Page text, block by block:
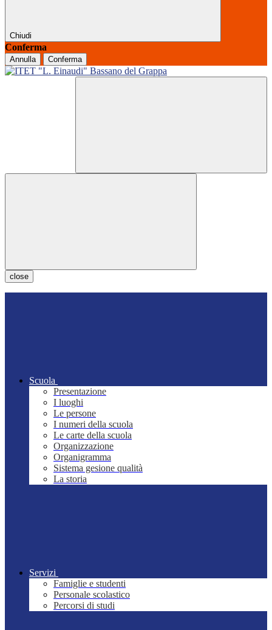
Chiudi
Conferma
Annulla Conferma
close
Scuola
Presentazione
I luoghi
Le persone
I numeri della scuola
Le carte della scuola
Organizzazione
Organigramma
Sistema gesione qualità
La storia
Servizi
Famiglie e studenti
Personale scolastico
Percorsi di studi